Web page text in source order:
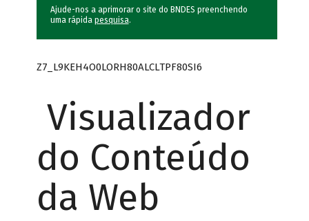
Ajude-nos a aprimorar o site do BNDES preenchendo
uma rápida pesquisa.
Z7_L9KEH4O0LORH80ALCLTPF80SI6
Visualizador
do Conteúdo
da Web